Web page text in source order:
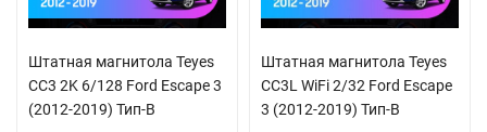
Штатная магнитола Teyes
CC3 2K 6/128 Ford Escape 3
(2012-2019) Тип-B
Штатная магнитола Teyes
CC3L WiFi 2/32 Ford Escape
3 (2012-2019) Тип-B